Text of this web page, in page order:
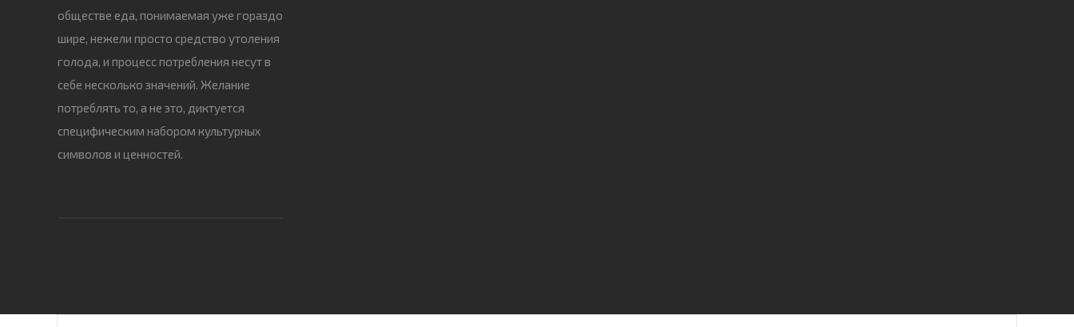
обществе еда, понимаемая уже гораздо
шире, нежели просто средство утоления
голода, и процесс потребления несут в
себе несколько значений. Желание
потреблять то, а не это, диктуется
специфическим набором культурных
символов и ценностей.